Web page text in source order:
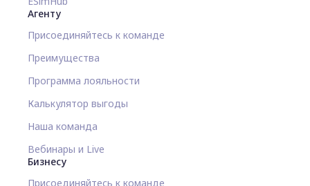
Агенту
Присоединяйтесь к команде
Преимущества
Программа лояльности
Калькулятор выгоды
Наша команда
Вебинары и Live
Бизнесу
Присоединяйтесь к команде